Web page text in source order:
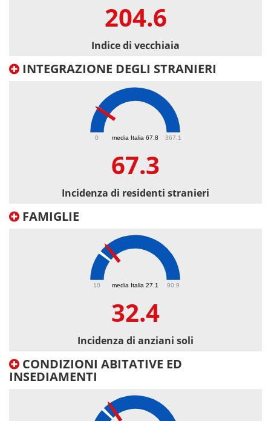
204.6
Indice di vecchiaia
INTEGRAZIONE DEGLI STRANIERI
media Italia 67.8
0 367.1
67.3
Incidenza di residenti stranieri
FAMIGLIE
media Italia 27.1
10 90.9
32.4
Incidenza di anziani soli
CONDIZIONI ABITATIVE ED
INSEDIAMENTI